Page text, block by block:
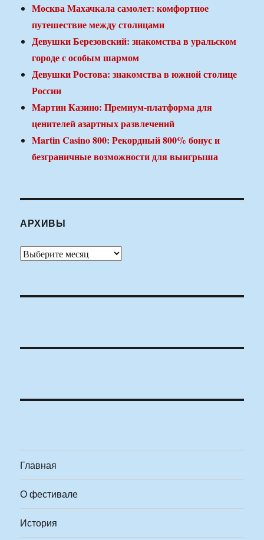
Москва Махачкала самолет: комфортное
путешествие между столицами
Девушки Березовский: знакомства в уральском
городе с особым шармом
Девушки Ростова: знакомства в южной столице
России
Мартин Казино: Премиум-платформа для
ценителей азартных развлечений
Martin Casino 800: Рекордный 800% бонус и
безграничные возможности для выигрыша
АРХИВЫ
Архивы
Главная
О фестивале
История